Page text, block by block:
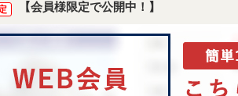
【会員様限定で公開中！】